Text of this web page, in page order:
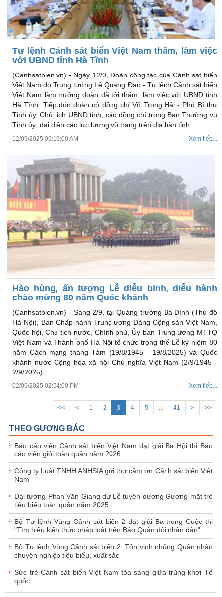
Tư lệnh Cảnh sát biển Việt Nam thăm, làm việc
với UBND tỉnh Hà Tĩnh
(Canhsatbien.vn) - Ngày 12/9, Đoàn công tác của Cảnh sát biển
Việt Nam do Trung tướng Lê Quang Đạo - Tư lệnh Cảnh sát biển
Việt Nam làm trưởng đoàn đã tới thăm, làm việc với UBND tỉnh
Hà Tĩnh. Tiếp đón đoàn có đồng chí Võ Trọng Hải - Phó Bí thư
Tỉnh ủy, Chủ tịch UBND tỉnh; các đồng chí trong Ban Thường vụ
Tỉnh ủy; đại diện các lực lượng vũ trang trên địa bàn tỉnh.
12/09/2025 09:19:00 AM Xem tiếp...
Hào hùng, ấn tượng Lễ diễu binh, diễu hành
chào mừng 80 năm Quốc khánh
(Canhsatbien.vn) - Sáng 2/9, tại Quảng trường Ba Đình (Thủ đô
Hà Nội), Ban Chấp hành Trung ương Đảng Cộng sản Việt Nam,
Quốc hội, Chủ tịch nước, Chính phủ, Ủy ban Trung ương MTTQ
Việt Nam và Thành phố Hà Nội tổ chức trọng thể Lễ kỷ niệm 80
năm Cách mạng tháng Tám (19/8/1945 - 19/8/2025) và Quốc
khánh nước Cộng hòa xã hội Chủ nghĩa Việt Nam (2/9/1945 -
2/9/2025).
02/09/2025 02:54:00 PM Xem tiếp...
<< < 1 2 3 4 5 41 > >>
THEO GƯƠNG BÁC
Báo cáo viên Cảnh sát biển Việt Nam đạt giải Ba Hội thi Báo
cáo viên giỏi toàn quân năm 2026
Công ty Luật TNHH ANHSIA gửi thư cảm ơn Cảnh sát biển Việt
Nam
Đại tướng Phan Văn Giang dự Lễ tuyên dương Gương mặt trẻ
tiêu biểu toàn quân năm 2025
Bộ Tư lệnh Vùng Cảnh sát biển 2 đạt giải Ba trong Cuộc thi
"Tìm hiểu kiến thức pháp luật trên Báo Quân đội nhân dân"
Bộ Tư lệnh Vùng Cảnh sát biển 2: Tôn vinh những Quân nhân
chuyên nghiệp tiêu biểu, xuất sắc
Sức trẻ Cảnh sát biển Việt Nam tỏa sáng giữa trùng khơi Tổ
quốc